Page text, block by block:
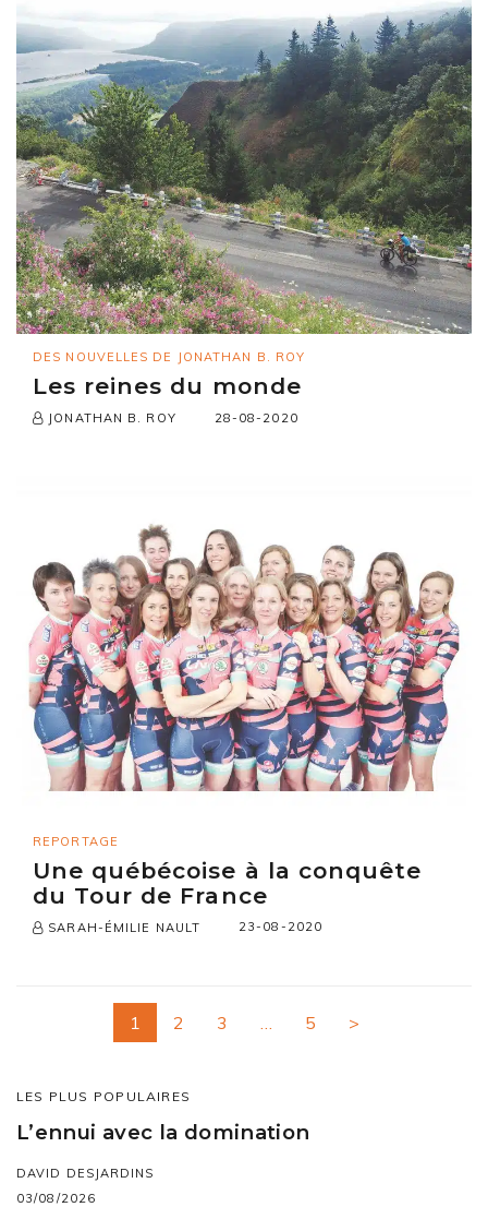
DES NOUVELLES DE JONATHAN B. ROY
Les reines du monde
JONATHAN B. ROY 28-08-2020
REPORTAGE
Une québécoise à la conquête
du Tour de France
SARAH-ÉMILIE NAULT 23-08-2020
1 2 3 5 >
LES PLUS POPULAIRES
L’ennui avec la domination
DAVID DESJARDINS
03/08/2026